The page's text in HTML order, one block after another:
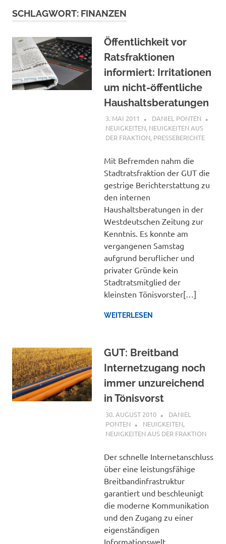
SCHLAGWORT: FINANZEN
Öffentlichkeit vor
Ratsfraktionen
informiert: Irritationen
um nicht-öffentliche
Haushaltsberatungen
3. MAI 2011
DANIEL PONTEN
NEUIGKEITEN, NEUIGKEITEN AUS
DER FRAKTION, PRESSEBERICHTE
Mit Befremden nahm die
Stadtratsfraktion der GUT die
gestrige Berichterstattung zu
den internen
Haushaltsberatungen in der
Westdeutschen Zeitung zur
Kenntnis. Es konnte am
vergangenen Samstag
aufgrund beruflicher und
privater Gründe kein
Stadtratsmitglied der
kleinsten Tönisvorster[…]
WEITERLESEN
GUT: Breitband
Internetzugang noch
immer unzureichend
in Tönisvorst
30. AUGUST 2010
DANIEL
PONTEN
NEUIGKEITEN,
NEUIGKEITEN AUS DER FRAKTION
Der schnelle Internetanschluss
über eine leistungsfähige
Breitbandinfrastruktur
garantiert und beschleunigt
die moderne Kommunikation
und den Zugang zu einer
eigenständigen
Informationswelt.